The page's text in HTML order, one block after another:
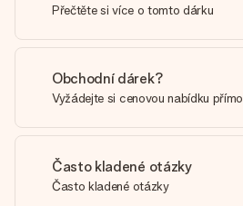
Přečtěte si více o tomto dárku
Obchodní dárek?
Vyžádejte si cenovou nabídku přímo
Často kladené otázky
Často kladené otázky